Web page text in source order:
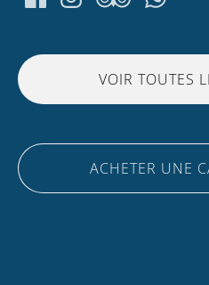
VOIR TOUTES
ACHETER UNE